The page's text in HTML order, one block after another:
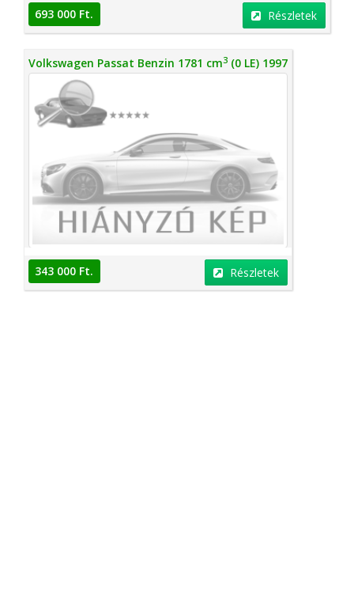
693 000 Ft. Részletek
Volkswagen Passat Benzin 1781 cm3 (0 LE) 1997
343 000 Ft. Részletek